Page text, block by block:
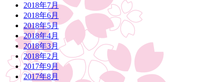
2018年7月
2018年6月
2018年5月
2018年4月
2018年3月
2018年2月
2017年9月
2017年8月